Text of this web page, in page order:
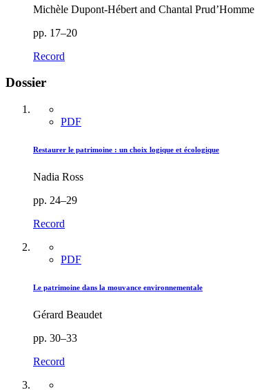
Michèle Dupont-Hébert and Chantal Prud’Homme
pp. 17–20
Record
Dossier
PDF
Restaurer le patrimoine : un choix logique et écologique
Nadia Ross
pp. 24–29
Record
PDF
Le patrimoine dans la mouvance environnementale
Gérard Beaudet
pp. 30–33
Record